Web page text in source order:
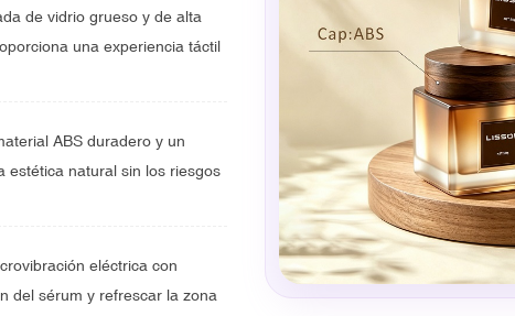
de vidrio grueso y de alta
una experiencia táctil
ABS duradero y un
estética natural sin los riesgos
eléctrica con
del sérum y refrescar la zona